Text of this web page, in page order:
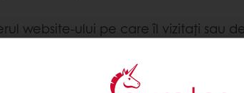
website-ului pe care îl vizitați
ul salvat. Serverul nu are